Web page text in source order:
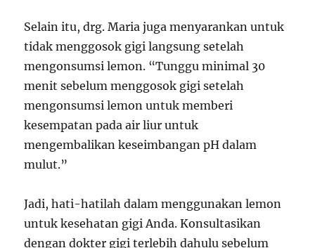
Selain itu, drg. Maria juga menyarankan untuk
tidak menggosok gigi langsung setelah
mengonsumsi lemon. “Tunggu minimal 30
menit sebelum menggosok gigi setelah
mengonsumsi lemon untuk memberi
kesempatan pada air liur untuk
mengembalikan keseimbangan pH dalam
mulut.”
Jadi, hati-hatilah dalam menggunakan lemon
untuk kesehatan gigi Anda. Konsultasikan
dengan dokter gigi terlebih dahulu sebelum